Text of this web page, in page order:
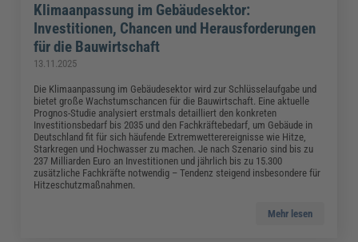
Klimaanpassung im Gebäudesektor:
Investitionen, Chancen und Herausforderungen
für die Bauwirtschaft
13.11.2025
Die Klimaanpassung im Gebäudesektor wird zur Schlüsselaufgabe und
bietet große Wachstumschancen für die Bauwirtschaft. Eine aktuelle
Prognos-Studie analysiert erstmals detailliert den konkreten
Investitionsbedarf bis 2035 und den Fachkräftebedarf, um Gebäude in
Deutschland fit für sich häufende Extremwetterereignisse wie Hitze,
Starkregen und Hochwasser zu machen. Je nach Szenario sind bis zu
237 Milliarden Euro an Investitionen und jährlich bis zu 15.300
zusätzliche Fachkräfte notwendig – Tendenz steigend insbesondere für
Hitzeschutzmaßnahmen.
Mehr lesen